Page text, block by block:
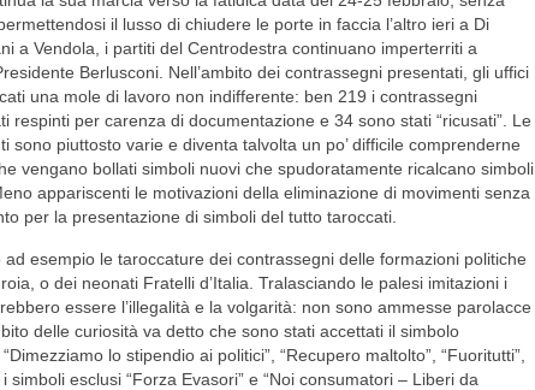
il lusso di chiudere le porte in faccia l’altro ieri a Di
a Vendola, i partiti del Centrodestra continuano imperterriti a
Berlusconi. Nell’ambito dei contrassegni presentati, gli uffici
una mole di lavoro non indifferente: ben 219 i contrassegni
respinti per carenza di documentazione e 34 sono stati “ricusati”. Le
sono piuttosto varie e diventa talvolta un po’ difficile comprenderne
vengano bollati simboli nuovi che spudoratamente ricalcano simboli
appariscenti le motivazioni della eliminazione di movimenti senza
per la presentazione di simboli del tutto taroccati.
esempio le taroccature dei contrassegni delle formazioni politiche
o dei neonati Fratelli d’Italia. Tralasciando le palesi imitazioni i
essere l’illegalità e la volgarità: non sono ammesse parolacce
delle curiosità va detto che sono stati accettati il simbolo
lo stipendio ai politici”, “Recupero maltolto”, “Fuoritutti”,
simboli esclusi “Forza Evasori” e “Noi consumatori – Liberi da